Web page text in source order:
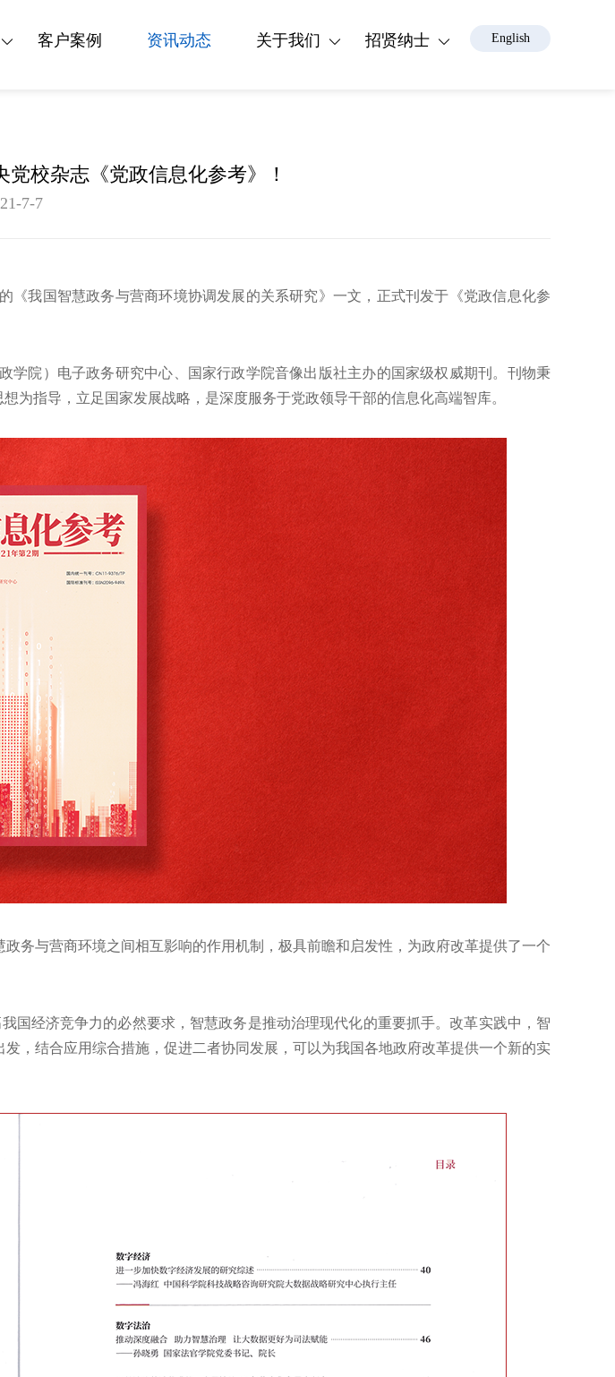
English
客户案例 资讯动态 关于我们 招贤纳士
校杂志《党政信息化参考》！
7-7
我国智慧政务与营商环境协调发展的关系研究》一文，正式刊发于《党政信息化参
学院）电子政务研究中心、国家行政学院音像出版社主办的国家级权威期刊。刊物秉
为指导，立足国家发展战略，是深度服务于党政领导干部的信息化高端智库。
务与营商环境之间相互影响的作用机制，极具前瞻和启发性，为政府改革提供了一个
国经济竞争力的必然要求，智慧政务是推动治理现代化的重要抓手。改革实践中，智
，结合应用综合措施，促进二者协同发展，可以为我国各地政府改革提供一个新的实